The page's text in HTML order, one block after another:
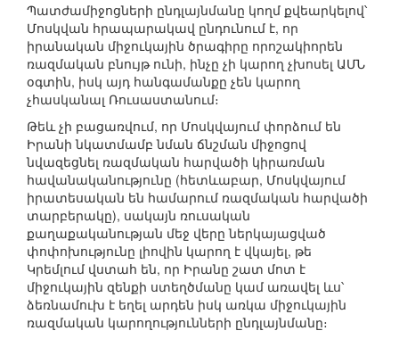
Պատժամիջոցների ընդլայնմանը կողմ քվեարկելով՝
Մոսկվան հրապարակավ ընդունում է, որ
իրանական միջուկային ծրագիրը որոշակիորեն
ռազմական բնույթ ունի, ինչը չի կարող չխոսել ԱՄՆ
օգտին, իսկ այդ հանգամանքը չեն կարող
չհասկանալ Ռուսաստանում։
Թեև չի բացառվում, որ Մոսկվայում փորձում են
Իրանի նկատմամբ նման ճնշման միջոցով
նվազեցնել ռազմական հարվածի կիրառման
հավանականությունը (հետևաբար, Մոսկվայում
իրատեսական են համարում ռազմական հարվածի
տարբերակը), սակայն ռուսական
քաղաքականության մեջ վերը ներկայացված
փոփոխությունը լիովին կարող է վկայել, թե
Կրեմլում վստահ են, որ Իրանը շատ մոտ է
միջուկային զենքի ստեղծմանը կամ առավել ևս՝
ձեռնամուխ է եղել արդեն իսկ առկա միջուկային
ռազմական կարողությունների ընդլայնմանը։